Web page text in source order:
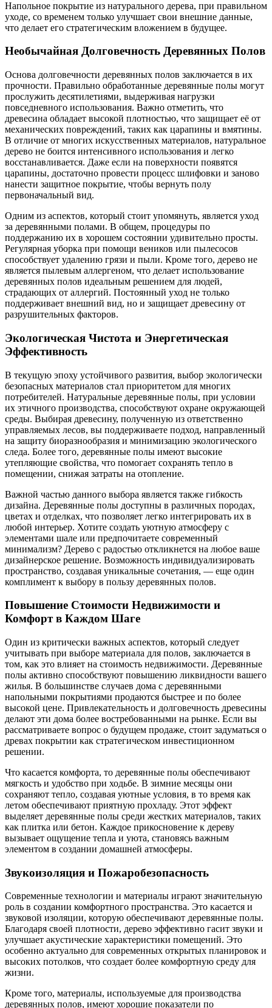
Напольное покрытие из натурального дерева, при правильном
уходе, со временем только улучшает свои внешние данные,
что делает его стратегическим вложением в будущее.
Необычайная Долговечность Деревянных Полов
Основа долговечности деревянных полов заключается в их
прочности. Правильно обработанные деревянные полы могут
прослужить десятилетиями, выдерживая нагрузки
повседневного использования. Важно отметить, что
древесина обладает высокой плотностью, что защищает её от
механических повреждений, таких как царапины и вмятины.
В отличие от многих искусственных материалов, натуральное
дерево не боится интенсивного использования и легко
восстанавливается. Даже если на поверхности появятся
царапины, достаточно провести процесс шлифовки и заново
нанести защитное покрытие, чтобы вернуть полу
первоначальный вид.
Одним из аспектов, который стоит упомянуть, является уход
за деревянными полами. В общем, процедуры по
поддержанию их в хорошем состоянии удивительно просты.
Регулярная уборка при помощи веников или пылесосов
способствует удалению грязи и пыли. Кроме того, дерево не
является пылевым аллергеном, что делает использование
деревянных полов идеальным решением для людей,
страдающих от аллергий. Постоянный уход не только
поддерживает внешний вид, но и защищает древесину от
разрушительных факторов.
Экологическая Чистота и Энергетическая
Эффективность
В текущую эпоху устойчивого развития, выбор экологически
безопасных материалов стал приоритетом для многих
потребителей. Натуральные деревянные полы, при условии
их этичного производства, способствуют охране окружающей
среды. Выбирая древесину, полученную из ответственно
управляемых лесов, вы поддерживаете подход, направленный
на защиту биоразнообразия и минимизацию экологического
следа. Более того, деревянные полы имеют высокие
утепляющие свойства, что помогает сохранять тепло в
помещении, снижая затраты на отопление.
Важной частью данного выбора является также гибкость
дизайна. Деревянные полы доступны в различных породах,
цветах и отделках, что позволяет легко интегрировать их в
любой интерьер. Хотите создать уютную атмосферу с
элементами шале или предпочитаете современный
минимализм? Дерево с радостью откликнется на любое ваше
дизайнерское решение. Возможность индивидуализировать
пространство, создавая уникальные сочетания, — еще один
комплимент к выбору в пользу деревянных полов.
Повышение Стоимости Недвижимости и
Комфорт в Каждом Шаге
Один из критически важных аспектов, который следует
учитывать при выборе материала для полов, заключается в
том, как это влияет на стоимость недвижимости. Деревянные
полы активно способствуют повышению ликвидности вашего
жилья. В большинстве случаев дома с деревянными
напольными покрытиями продаются быстрее и по более
высокой цене. Привлекательность и долговечность древесины
делают эти дома более востребованными на рынке. Если вы
рассматриваете вопрос о будущем продаже, стоит задуматься о
древах покрытии как стратегическом инвестиционном
решении.
Что касается комфорта, то деревянные полы обеспечивают
мягкость и удобство при ходьбе. В зимние месяцы они
сохраняют тепло, создавая уютные условия, в то время как
летом обеспечивают приятную прохладу. Этот эффект
выделяет деревянные полы среди жестких материалов, таких
как плитка или бетон. Каждое прикосновение к дереву
вызывает ощущение тепла и уюта, становясь важным
элементом в создании домашней атмосферы.
Звукоизоляция и Пожаробезопасность
Современные технологии и материалы играют значительную
роль в создании комфортного пространства. Это касается и
звуковой изоляции, которую обеспечивают деревянные полы.
Благодаря своей плотности, дерево эффективно гасит звуки и
улучшает акустические характеристики помещений. Это
особенно актуально для современных открытых планировок и
высоких потолков, что создает более комфортную среду для
жизни.
Кроме того, материалы, используемые для производства
деревянных полов, имеют хорошие показатели по